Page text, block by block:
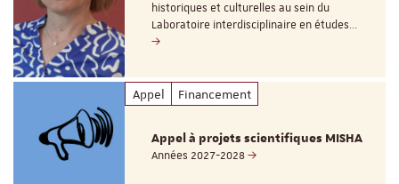
historiques et culturelles au sein du
Laboratoire interdisciplinaire en études…
Appel Financement
Appel à projets scientifiques MISHA
Années 2027-2028